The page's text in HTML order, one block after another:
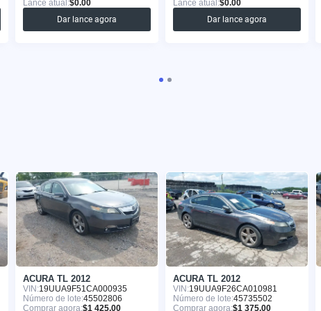
Lance atual:$0.00
Dar lance agora
Lance atual:$0.00
Dar lance agora
ACURA TL 2012
VIN:19UUA9F51CA000935
Número de lote:45502806
Comprar agora:$1 425.00
ACURA TL 2012
VIN:19UUA9F26CA010981
Número de lote:45735502
Comprar agora:$1 375.00